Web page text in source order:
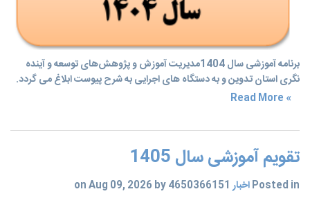
برنامه آموزشی سال 1404مدیریت آموزش و پژوهش‌های توسعه و آینده
نگری استان تدوین و به دستگاه های اجرایی به شرح پیوست ابلاغ می گردد.
» Read More
تقویم آموزشی سال 1405
Posted inاخبارon Aug 09, 2026 by 4650366151